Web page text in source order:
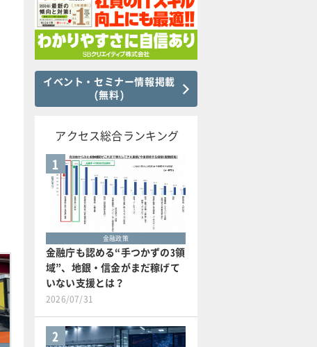
イベント・セミナー情報掲載
(無料)
アクセス総合ランキング
1
金融政策
金融庁も認める“手つかずの3領
域”、地銀・信金がまだ稼げて
いない支援とは？
2026/07/31
2